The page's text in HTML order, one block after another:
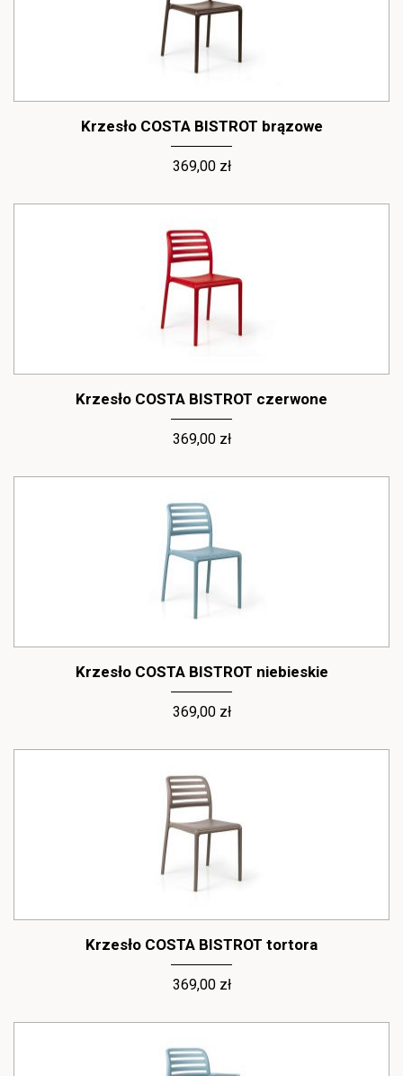
Krzesło COSTA BISTROT brązowe
369,00 zł
Krzesło COSTA BISTROT czerwone
369,00 zł
Krzesło COSTA BISTROT niebieskie
369,00 zł
Krzesło COSTA BISTROT tortora
369,00 zł